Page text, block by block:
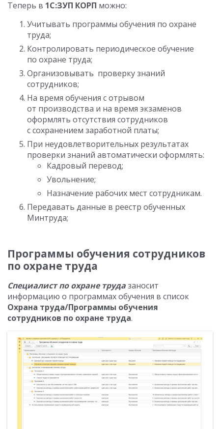
Теперь в 1С:ЗУП КОРП можно:
Учитывать программы обучения по охране
труда;
Контролировать периодическое обучение
по охране труда;
Организовывать проверку знаний
сотрудников;
На время обучения с отрывом
от производства и на время экзаменов
оформлять отсутствия сотрудников
с сохранением заработной платы;
При неудовлетворительных результатах
проверки знаний автоматически оформлять:
Кадровый перевод;
Увольнение;
Назначение рабочих мест сотрудникам.
Передавать данные в реестр обученных
Минтруда;
Программы обучения сотрудников
по охране труда
Специалист по охране трудазаносит
информацию о программах обучения в список
Охрана труда/Программы обучения
сотрудников по охране труда.